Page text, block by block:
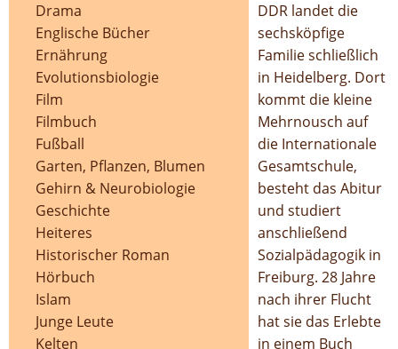
Drama
Englische Bücher
Ernährung
Evolutionsbiologie
Film
Filmbuch
Fußball
Garten, Pflanzen, Blumen
Gehirn & Neurobiologie
Geschichte
Heiteres
Historischer Roman
Hörbuch
Islam
Junge Leute
Kelten
DDR landet die
sechsköpfige
Familie schließlich
in Heidelberg. Dort
kommt die kleine
Mehrnousch auf
die Internationale
Gesamtschule,
besteht das Abitur
und studiert
anschließend
Sozialpädagogik in
Freiburg. 28 Jahre
nach ihrer Flucht
hat sie das Erlebte
in einem Buch